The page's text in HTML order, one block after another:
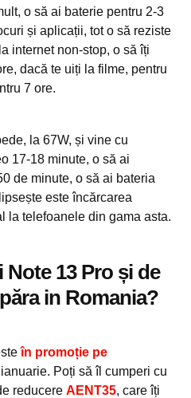
o să ai baterie pentru 2-3
și aplicații, tot o să reziste
internet non-stop, o să îți
dacă te uiți la filme, pentru
7 ore.
la 67W, și vine cu
17-18 minute, o să ai
de minute, o să ai bateria
este încărcarea
la telefoanele din gama asta.
13 Pro și de
in Romania?
în promoție pe
Poți să îl cumperi cu
reducere AENT35, care îți